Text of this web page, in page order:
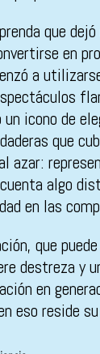
que
en
a
icono de
que
azar:
algo
en las
que
destreza y
en
eso reside